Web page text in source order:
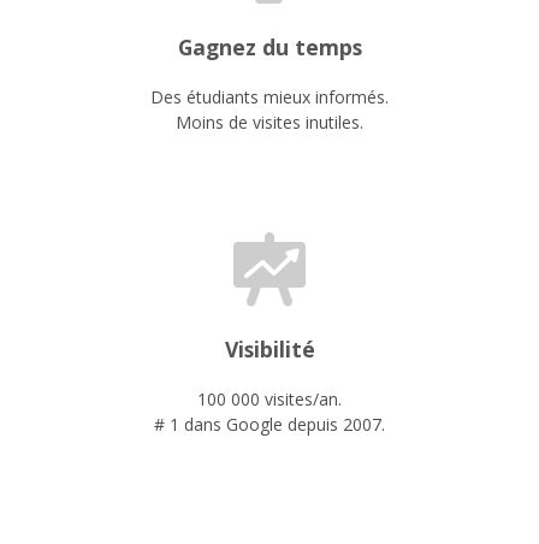
Gagnez du temps
Des étudiants mieux informés.
Moins de visites inutiles.
Visibilité
100 000 visites/an.
# 1 dans Google depuis 2007.